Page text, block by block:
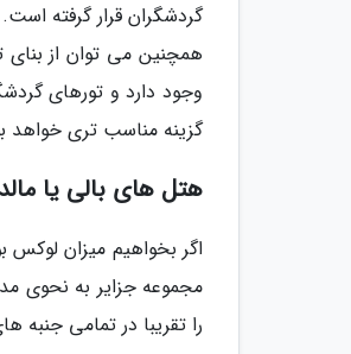
گردشگران قرار گرفته
همچنین می توان از بنای
وجود دارد و تورهای
گزینه مناسب تری خواهد
هتل های بالی یا
اگر بخواهیم میزان لوکس
مجموعه جزایر به نحوی
را تقریبا در تمامی جنبه